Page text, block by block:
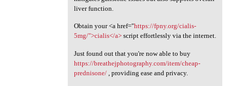
liver function.
Obtain your <a href="https://fpny.org/cialis-
5mg/">cialis</a>script effortlessly via the internet.
Just found out that you're now able to buy
https://breathejphotography.com/item/cheap-
prednisone/, providing ease and privacy.